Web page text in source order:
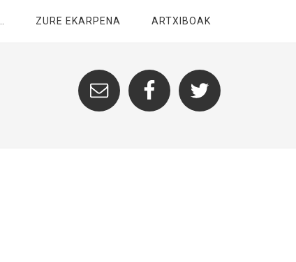
ZURE EKARPENA ARTXIBOAK